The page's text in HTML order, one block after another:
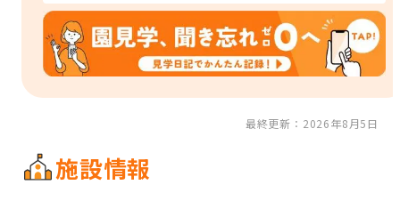
最終更新：2026年8月5日
施設情報